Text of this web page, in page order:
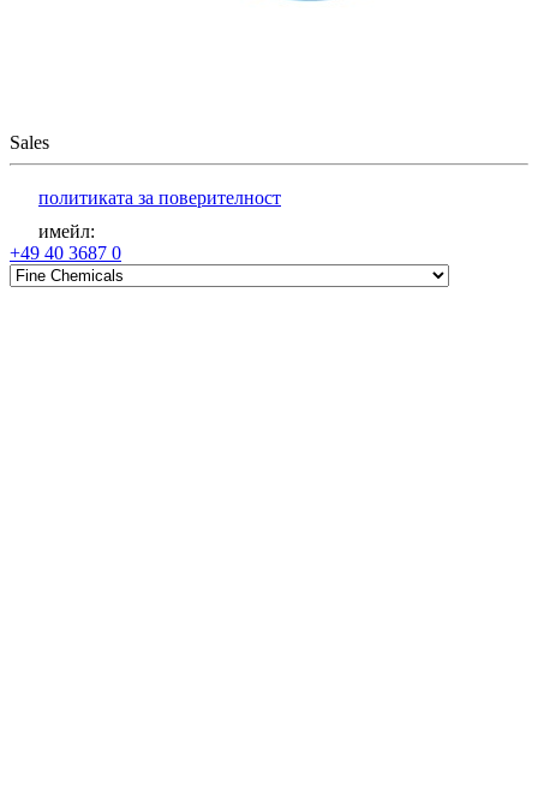
Sales
политиката за поверителност
имейл:
+49 40 3687 0